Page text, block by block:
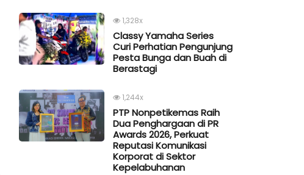
1,328x
Classy Yamaha Series
Curi Perhatian Pengunjung
Pesta Bunga dan Buah di
Berastagi
1,244x
PTP Nonpetikemas Raih
Dua Penghargaan di PR
Awards 2026, Perkuat
Reputasi Komunikasi
Korporat di Sektor
Kepelabuhanan